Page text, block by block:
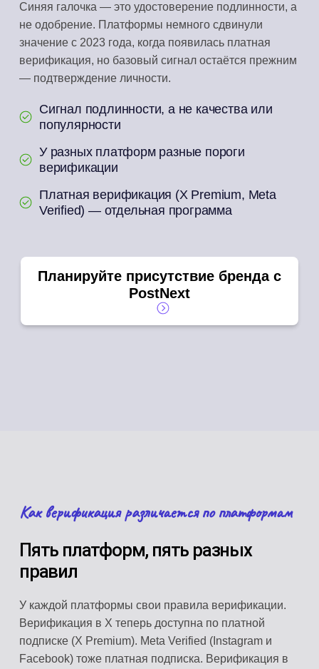
Синяя галочка — это удостоверение подлинности, а
не одобрение. Платформы немного сдвинули
значение с 2023 года, когда появилась платная
верификация, но базовый сигнал остаётся прежним
— подтверждение личности.
Сигнал подлинности, а не качества или
популярности
У разных платформ разные пороги
верификации
Платная верификация (X Premium, Meta
Verified) — отдельная программа
Планируйте присутствие бренда с
PostNext
Как верификация различается по платформам
Пять платформ, пять разных
правил
У каждой платформы свои правила верификации.
Верификация в X теперь доступна по платной
подписке (X Premium). Meta Verified (Instagram и
Facebook) тоже платная подписка. Верификация в